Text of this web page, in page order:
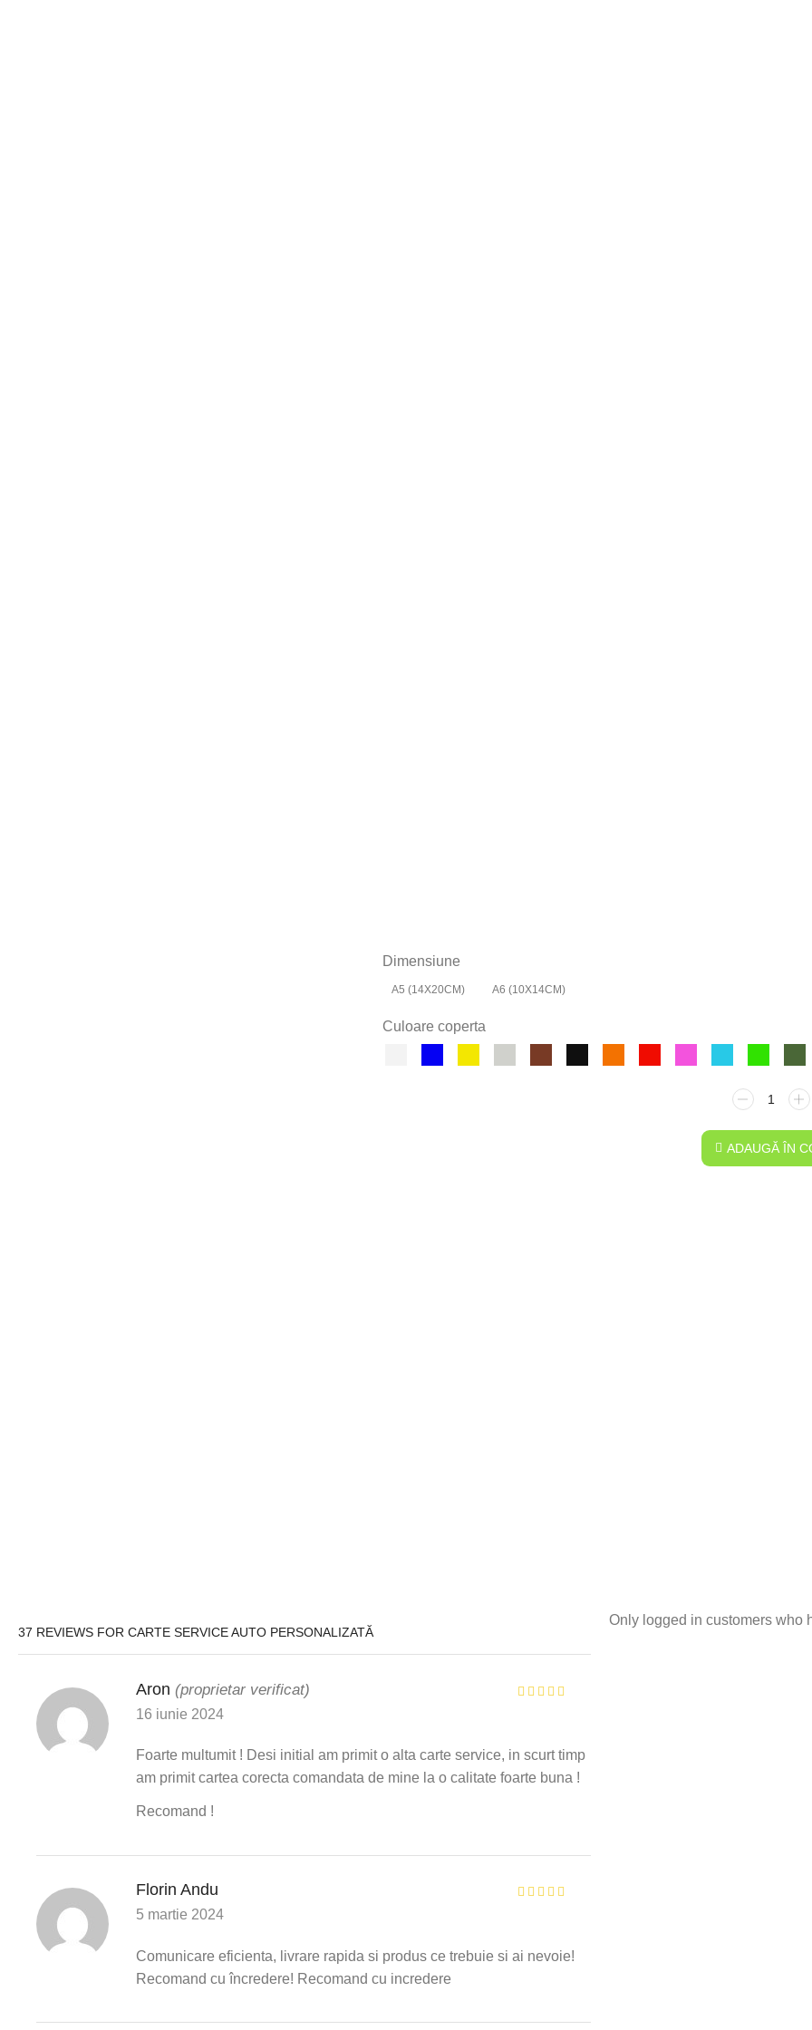
Dimensiune
A5 (14X20CM) A6 (10X14CM)
Culoare coperta
ADAUGĂ ÎN
37 REVIEWS FOR CARTE SERVICE AUTO PERSONALIZATĂ
Aron (proprietar verificat)
16 iunie 2024
Foarte multumit ! Desi initial am primit o alta carte service, in scurt timp
am primit cartea corecta comandata de mine la o calitate foarte buna !
Recomand !
Florin Andu
5 martie 2024
Comunicare eficienta, livrare rapida si produs ce trebuie si ai nevoie!
Recomand cu încredere! Recomand cu incredere
Only logged in customers who